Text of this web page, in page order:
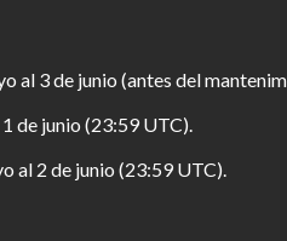
al 3 de junio (antes del
de junio (23:59 UTC).
al 2 de junio (23:59 UTC).